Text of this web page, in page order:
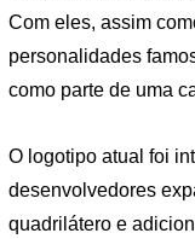
Com eles, assim
personalidades
como parte de uma
O logotipo atual foi
desenvolvedores
quadrilátero e